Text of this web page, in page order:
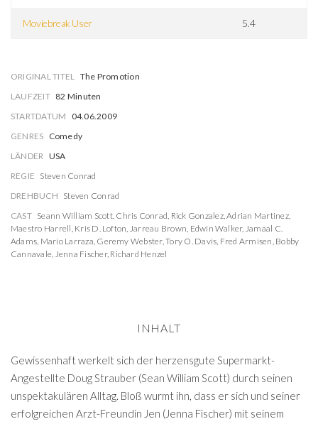
Moviebreak User 5.4
ORIGINAL TITEL The Promotion
LAUFZEIT 82 Minuten
STARTDATUM
04.06.2009
GENRES Comedy
LÄNDER USA
REGIE Steven Conrad
DREHBUCH Steven Conrad
CAST Seann William Scott, Chris Conrad, Rick Gonzalez,Adrian Martinez,
Maestro Harrell, Kris D. Lofton, Jarreau Brown, Edwin Walker, Jamaal C.
Adams, Mario Larraza, Geremy Webster,Tory O. Davis, Fred Armisen, Bobby
Cannavale, Jenna Fischer, Richard Henzel
INHALT
Gewissenhaft werkelt sich der herzensgute Supermarkt-
Angestellte Doug Strauber (Sean William Scott) durch seinen
unspektakulären Alltag. Bloß wurmt ihn, dass er sich und seiner
erfolgreichen Arzt-Freundin Jen (Jenna Fischer) mit seinem